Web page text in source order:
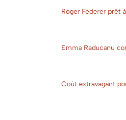
Roger Federer prêt
Emma Raducanu
Coût extravagant